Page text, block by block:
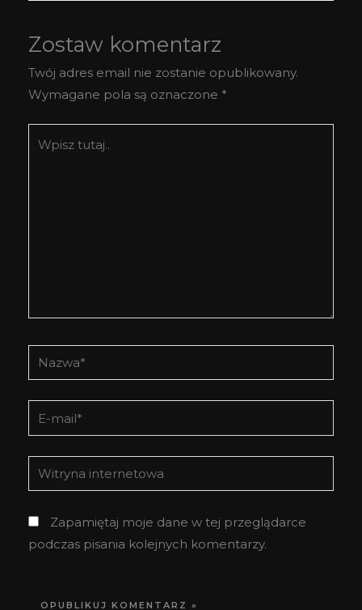
Zostaw komentarz
Twój adres email nie zostanie opublikowany.
Wymagane pola są oznaczone *
tutaj..
Nazwa*
E-
mail*
Witryna
internetowa
Zapamiętaj moje dane w tej przeglądarce
podczas pisania kolejnych komentarzy.